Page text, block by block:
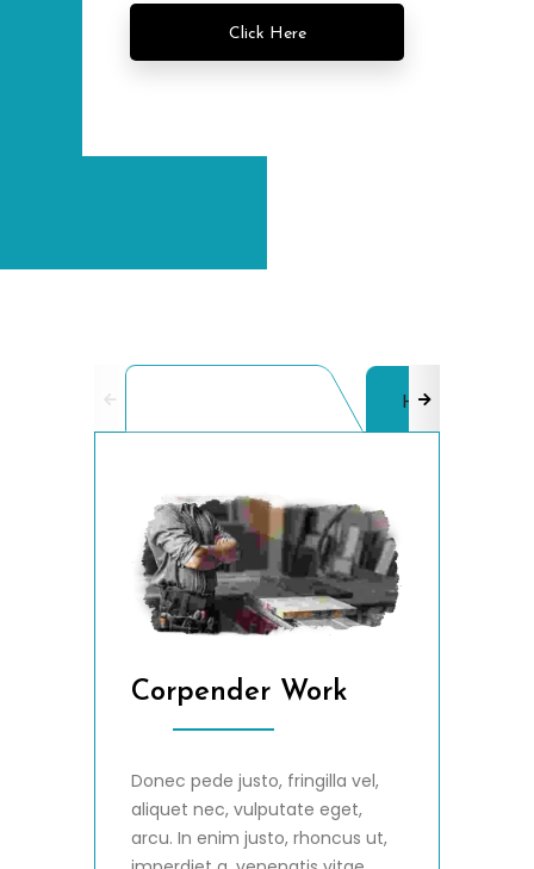
Half Day
Corpender Work
Donec pede justo, fringilla vel,
aliquet nec, vulputate eget,
arcu. In enim justo, rhoncus ut,